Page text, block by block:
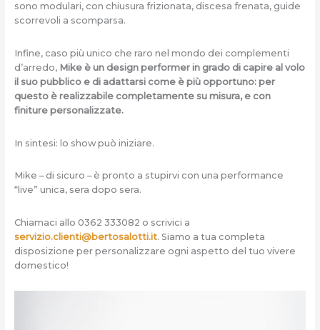
sono modulari, con chiusura frizionata, discesa frenata, guide
scorrevoli a scomparsa.
Infine, caso più unico che raro nel mondo dei complementi
d’arredo, Mike è un design performer in grado di capire al volo
il suo pubblico e di adattarsi come è più opportuno: per
questo è realizzabile completamente su misura, e con
finiture personalizzate.
In sintesi: lo show può iniziare.
Mike – di sicuro – è pronto a stupirvi con una performance
“live” unica, sera dopo sera.
Chiamaci allo 0362 333082 o scrivici a
servizio.clienti@bertosalotti.it. Siamo a tua completa
disposizione per personalizzare ogni aspetto del tuo vivere
domestico!